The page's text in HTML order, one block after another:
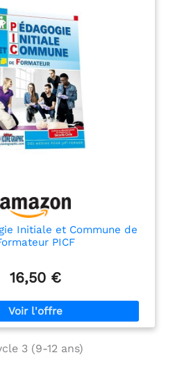
Initiale et Commune de
PICF
16,50 €
3 (9-12 ans)